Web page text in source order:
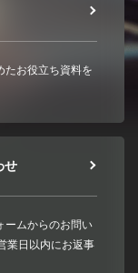
たお役立ち資料を
せ
ームからのお問い
業日以内にお返事